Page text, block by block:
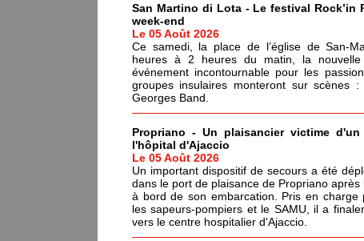
San Martino di Lota - Le festival Rock’in
week-end
Le 05 Août 2026
Ce samedi, la place de l’église de San-
heures à 2 heures du matin, la nouvelle
événement incontournable pour les
groupes insulaires monteront sur scènes
Georges Band.
Propriano - Un plaisancier victime
l'hôpital d'Ajaccio
Le 05 Août 2026
Un important dispositif de secours a été
dans le port de plaisance de Propriano
à bord de son embarcation. Pris en charge
les sapeurs-pompiers et le SAMU, il a
vers le centre hospitalier d'Ajaccio.